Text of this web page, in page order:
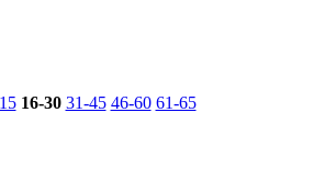
16-30 31-45 46-60 61-65